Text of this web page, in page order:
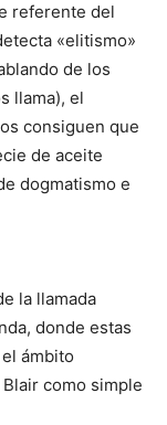
referente del
«elitismo»
de los
llama), el
consiguen que
de aceite
dogmatismo e
la llamada
donde estas
ámbito
como simple